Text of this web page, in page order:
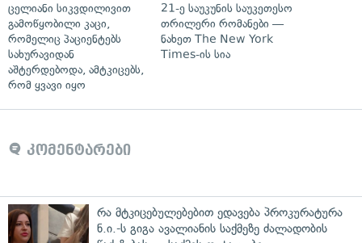
ცელიანი სიკვდილივით
გამოწყობილი კაცი,
რომელიც პაციენტებს
სახურავიდან
აშტერდებოდა, ამტკიცებს,
რომ ყვავი იყო
21-ე საუკუნის საუკეთესო
თრილერი რომანები —
ნახეთ The New York
Times-ის სია
კომენტარები
რა მტკიცებულებებით ედავება პროკურატურა
ნ.ი.-ს გიგა ავალიანის საქმეზე ძალადობის